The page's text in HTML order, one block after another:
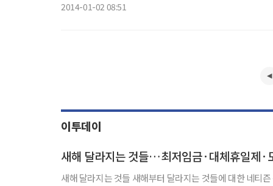
2014-01-02 08:51
이투데이
새해 달라지는 것들…최저임금·대체휴일제
새해 달라지는 것들 새해부터 달라지는 것들에 대한 네티즌 관심이 뜨겁다. 올해부터 최저임금이 시간당 5210원으로 오른다. 주 40